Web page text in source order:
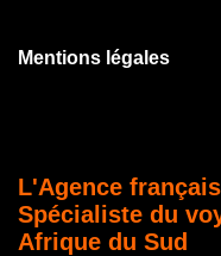
Mentions légales
L'Agence
Spécialiste du
Afrique du Sud